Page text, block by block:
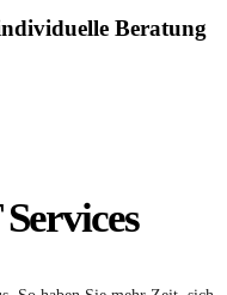
Beratung